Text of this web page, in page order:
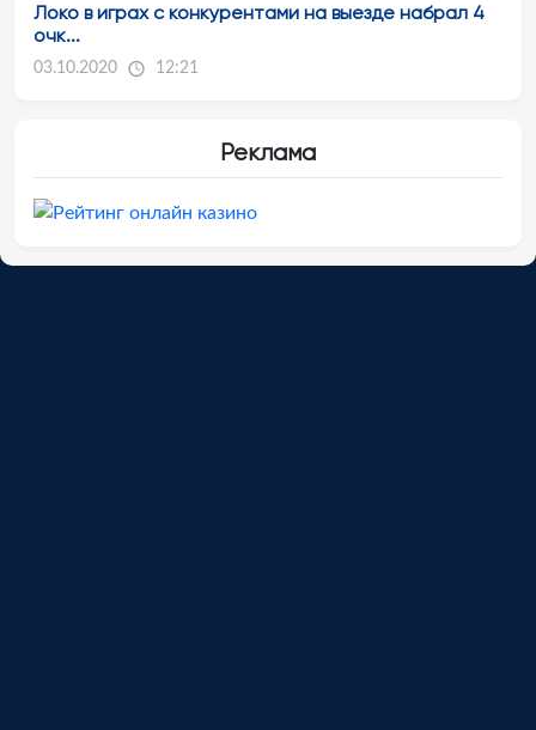
Локо в играх с конкурентами на выезде набрал 4
очк...
03.10.2020 12:21
Реклама